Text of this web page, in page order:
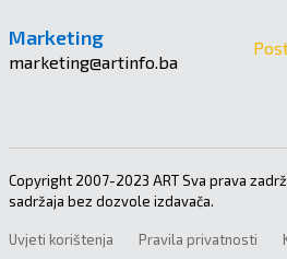
Marketing
marketing@artinfo.ba
Copyright 2007-2023 ART Sva prava
sadržaja bez dozvole izdavača.
Uvjeti korištenja Pravila privatnosti